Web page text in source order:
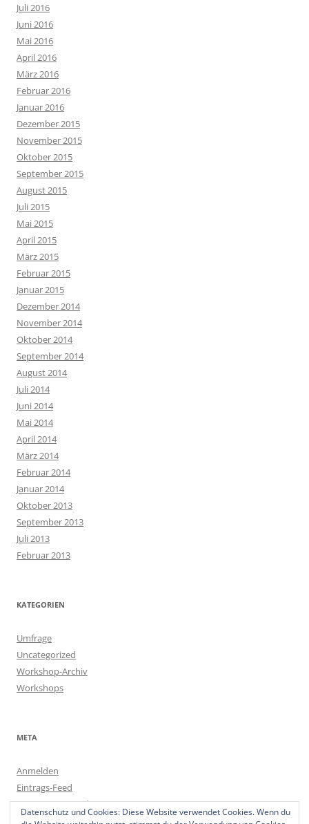
Juli 2016
Juni 2016
Mai 2016
April 2016
März 2016
Februar 2016
Januar 2016
Dezember 2015
November 2015
Oktober 2015
September 2015
August 2015
Juli 2015
Mai 2015
April 2015
März 2015
Februar 2015
Januar 2015
Dezember 2014
November 2014
Oktober 2014
September 2014
August 2014
Juli 2014
Juni 2014
Mai 2014
April 2014
März 2014
Februar 2014
Januar 2014
Oktober 2013
September 2013
Juli 2013
Februar 2013
KATEGORIEN
Umfrage
Uncategorized
Workshop-Archiv
Workshops
META
Anmelden
Eintrags-Feed
Kommentar-Feed
WordPress.org
Datenschutz und Cookies: Diese Website verwendet Cookies. Wenn du